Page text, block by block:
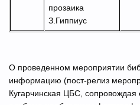
прозаика
З.Гиппиус
О проведенном мероприятии
информацию (пост-релиз
Кугарчинская ЦБС,